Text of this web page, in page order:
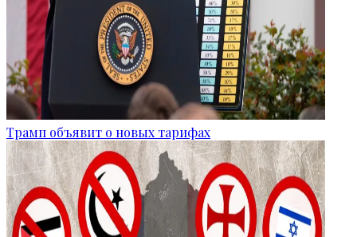
Трамп объявит о новых тарифах